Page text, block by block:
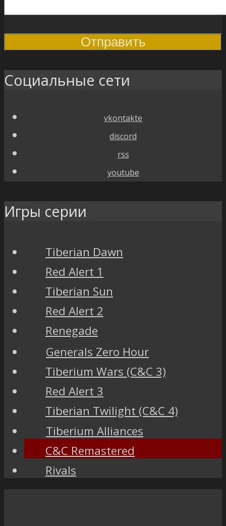
Социальные сети
vkontakte
discord
rss
youtube
Игры серии
Tiberian Dawn
Red Alert 1
Tiberian Sun
Red Alert 2
Renegade
Generals Zero Hour
Tiberium Wars (C&C 3)
Red Alert 3
Tiberian Twilight (C&C 4)
Tiberium Alliances
C&C Remastered
Rivals